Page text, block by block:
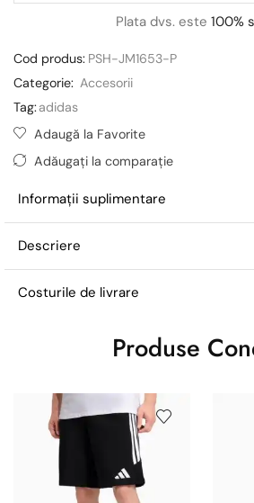
Plata dvs. este 100%
Cod produs: PSH-JM1653-P
Categorie: Accesorii
Tag:adidas
Adaugă la Favorite
Adăugați la comparație
Informații suplimentare
Descriere
Costurile de livrare
Produse